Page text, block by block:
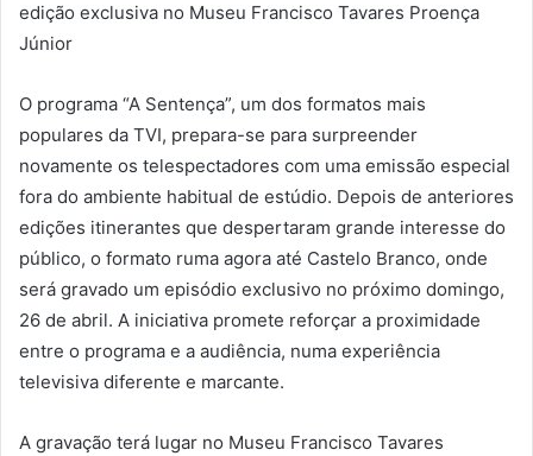
edição exclusiva no Museu Francisco Tavares Proença
Júnior
O programa “A Sentença”, um dos formatos mais
populares da TVI, prepara-se para surpreender
novamente os telespectadores com uma emissão especial
fora do ambiente habitual de estúdio. Depois de anteriores
edições itinerantes que despertaram grande interesse do
público, o formato ruma agora até Castelo Branco, onde
será gravado um episódio exclusivo no próximo domingo,
26 de abril. A iniciativa promete reforçar a proximidade
entre o programa e a audiência, numa experiência
televisiva diferente e marcante.
A gravação terá lugar no Museu Francisco Tavares